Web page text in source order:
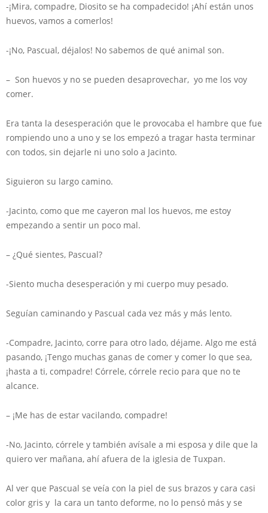
-¡Mira, compadre, Diosito se ha compadecido! ¡Ahí están unos
huevos, vamos a comerlos!
-¡No, Pascual, déjalos! No sabemos de qué animal son.
– Son huevos y no se pueden desaprovechar, yo me los voy
comer.
Era tanta la desesperación que le provocaba el hambre que fue
rompiendo uno a uno y se los empezó a tragar hasta terminar
con todos, sin dejarle ni uno solo a Jacinto.
Siguieron su largo camino.
-Jacinto, como que me cayeron mal los huevos, me estoy
empezando a sentir un poco mal.
– ¿Qué sientes, Pascual?
-Siento mucha desesperación y mi cuerpo muy pesado.
Seguían caminando y Pascual cada vez más y más lento.
-Compadre, Jacinto, corre para otro lado, déjame. Algo me está
pasando, ¡Tengo muchas ganas de comer y comer lo que sea,
¡hasta a ti, compadre! Córrele, córrele recio para que no te
alcance.
– ¡Me has de estar vacilando, compadre!
-No, Jacinto, córrele y también avísale a mi esposa y dile que la
quiero ver mañana, ahí afuera de la iglesia de Tuxpan.
Al ver que Pascual se veía con la piel de sus brazos y cara casi
color gris y la cara un tanto deforme, no lo pensó más y se